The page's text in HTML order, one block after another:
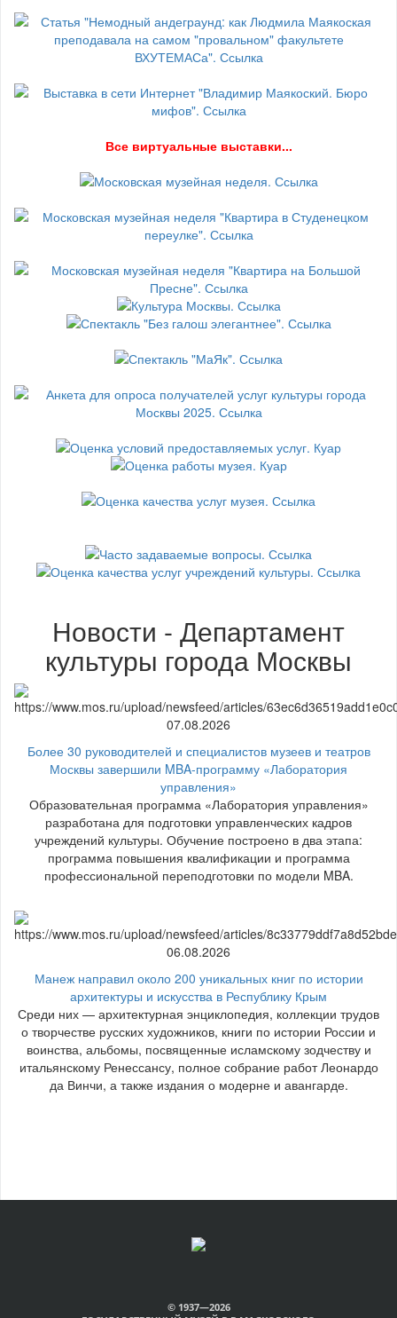
Все виртуальные выставки...
Новости - Департамент
культуры города Москвы
07.08.2026
Более 30 руководителей и специалистов музеев и театров
Москвы завершили MBA-программу «Лаборатория
управления»
Образовательная программа «Лаборатория управления»
разработана для подготовки управленческих кадров
учреждений культуры. Обучение построено в два этапа:
программа повышения квалификации и программа
профессиональной переподготовки по модели MBA.
06.08.2026
Манеж направил около 200 уникальных книг по истории
архитектуры и искусства в Республику Крым
Среди них — архитектурная энциклопедия, коллекции трудов
о творчестве русских художников, книги по истории России и
воинства, альбомы, посвященные исламскому зодчеству и
итальянскому Ренессансу, полное собрание работ Леонардо
да Винчи, а также издания о модерне и авангарде.
© 1937—2026